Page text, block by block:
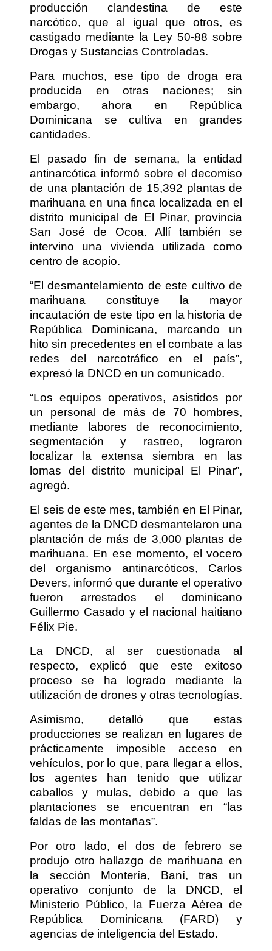
producción clandestina de este
narcótico, que al igual que otros, es
castigado mediante la Ley 50-88 sobre
Drogas y Sustancias Controladas.
Para muchos, ese tipo de droga era
producida en otras naciones; sin
embargo, ahora en República
Dominicana se cultiva en grandes
cantidades.
El pasado fin de semana, la entidad
antinarcótica informó sobre el decomiso
de una plantación de 15,392 plantas de
marihuana en una finca localizada en el
distrito municipal de El Pinar, provincia
San José de Ocoa. Allí también se
intervino una vivienda utilizada como
centro de acopio.
“El desmantelamiento de este cultivo de
marihuana constituye la mayor
incautación de este tipo en la historia de
República Dominicana, marcando un
hito sin precedentes en el combate a las
redes del narcotráfico en el país”,
expresó la DNCD en un comunicado.
“Los equipos operativos, asistidos por
un personal de más de 70 hombres,
mediante labores de reconocimiento,
segmentación y rastreo, lograron
localizar la extensa siembra en las
lomas del distrito municipal El Pinar”,
agregó.
El seis de este mes, también en El Pinar,
agentes de la DNCD desmantelaron una
plantación de más de 3,000 plantas de
marihuana. En ese momento, el vocero
del organismo antinarcóticos, Carlos
Devers, informó que durante el operativo
fueron arrestados el dominicano
Guillermo Casado y el nacional haitiano
Félix Pie.
La DNCD, al ser cuestionada al
respecto, explicó que este exitoso
proceso se ha logrado mediante la
utilización de drones y otras tecnologías.
Asimismo, detalló que estas
producciones se realizan en lugares de
prácticamente imposible acceso en
vehículos, por lo que, para llegar a ellos,
los agentes han tenido que utilizar
caballos y mulas, debido a que las
plantaciones se encuentran en “las
faldas de las montañas”.
Por otro lado, el dos de febrero se
produjo otro hallazgo de marihuana en
la sección Montería, Baní, tras un
operativo conjunto de la DNCD, el
Ministerio Público, la Fuerza Aérea de
República Dominicana (FARD) y
agencias de inteligencia del Estado.